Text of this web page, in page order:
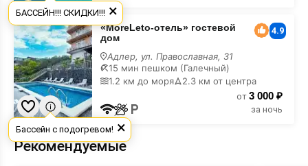
«MoreLeto-
отель»
гостевой
дом
в
горах
«MoreLeto-отель» гостевой
дом
4.9
Адлер, ул. Православная, 31
15 мин пешком (Галечный)
1.2 км до моря
2.3 км от центра
от 3 000 ₽
за ночь
Рекомендуемые
×
БАССЕЙН!!! СКИДКИ!!!
×
Бассейн с подогревом!